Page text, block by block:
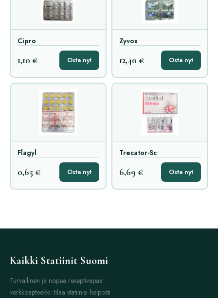
Cipro
1,10 € Osta nyt
Zyvox
12,40 € Osta nyt
Flagyl
0,65 € Osta nyt
Trecator-Sc
6,69 € Osta nyt
Kaikki Statiinit Suomi
Turvallinen ja nopea reseptivapaa
verkkoapteekki: tilaa statiinisi helposti